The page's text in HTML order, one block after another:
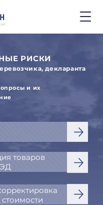
РИСКИ
декларанта
и их
товаров